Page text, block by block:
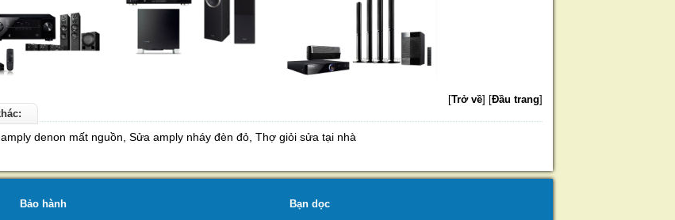
[Trở về] [Đầu trang]
denon mất nguồn, Sửa amply nháy đèn đỏ, Thợ giỏi sửa tại nhà
Bảo hành Bạn dọc